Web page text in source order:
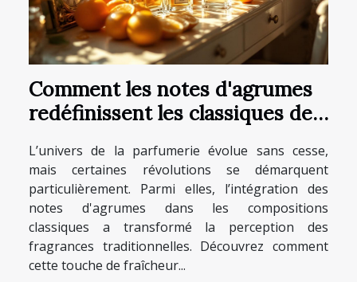
Comment les notes d'agrumes
redéfinissent les classiques de
L’univers de la parfumerie évolue sans cesse,
mais certaines révolutions se démarquent
particulièrement. Parmi elles, l’intégration des
notes d'agrumes dans les compositions
classiques a transformé la perception des
fragrances traditionnelles. Découvrez comment
cette touche de fraîcheur...